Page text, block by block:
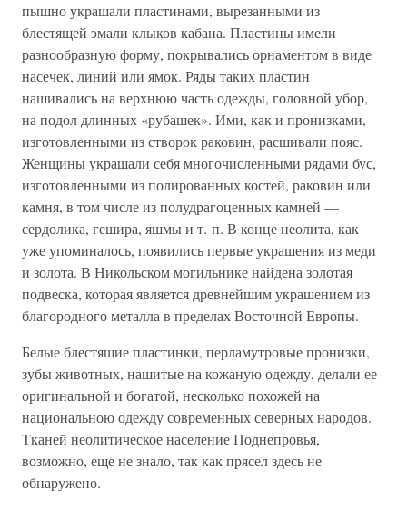
пышно украшали пластинами, вырезанными из
блестящей эмали клыков кабана. Пластины имели
разнообразную форму, покрывались орнаментом в виде
насечек, линий или ямок. Ряды таких пластин
нашивались на верхнюю часть одежды, головной убор,
на подол длинных «рубашек». Ими, как и пронизками,
изготовленными из створок раковин, расшивали пояс.
Женщины украшали себя многочисленными рядами бус,
изготовленными из полированных костей, раковин или
камня, в том числе из полудрагоценных камней —
сердолика, гешира, яшмы и т. п. В конце неолита, как
уже упоминалось, появились первые украшения из меди
и золота. В Никольском могильнике найдена золотая
подвеска, которая является древнейшим украшением из
благородного металла в пределах Восточной Европы.
Белые блестящие пластинки, перламутровые пронизки,
зубы животных, нашитые на кожаную одежду, делали ее
оригинальной и богатой, несколько похожей на
национальною одежду современных северных народов.
Тканей неолитическое население Поднепровья,
возможно, еще не знало, так как прясел здесь не
обнаружено.